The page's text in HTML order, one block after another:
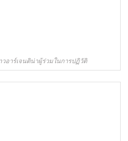
อาร์เจนติน่าผู้ร่วมในการปฏิวัติ